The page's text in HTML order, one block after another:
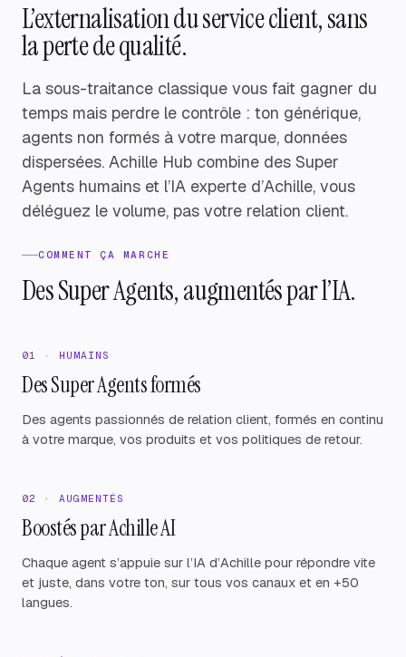
L’externalisation du service client, sans
la perte de qualité.
La sous-traitance classique vous fait gagner du
temps mais perdre le contrôle : ton générique,
agents non formés à votre marque, données
dispersées. Achille Hub combine des Super
Agents humains et l’IA experte d’Achille, vous
déléguez le volume, pas votre relation client.
COMMENT ÇA MARCHE
Des Super Agents, augmentés par l’IA.
01 · HUMAINS
Des Super Agents formés
Des agents passionnés de relation client, formés en continu
à votre marque, vos produits et vos politiques de retour.
02 · AUGMENTÉS
Boostés par Achille AI
Chaque agent s’appuie sur l’IA d’Achille pour répondre vite
et juste, dans votre ton, sur tous vos canaux et en +50
langues.